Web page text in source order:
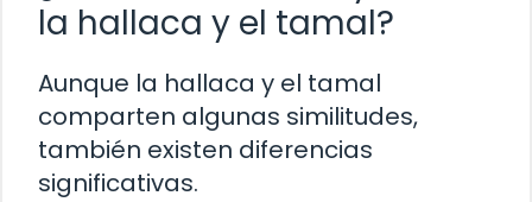
la hallaca y el tamal?
Aunque la hallaca y el tamal
comparten algunas similitudes,
también existen diferencias
significativas.